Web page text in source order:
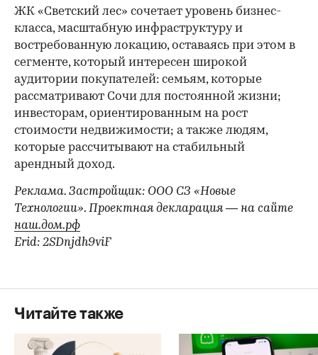
00:00
ЖК «Светский лес» сочетает уровень бизнес-
класса, масштабную инфраструктуру и
востребованную локацию, оставаясь при этом в
сегменте, который интересен широкой
аудитории покупателей: семьям, которые
рассматривают Сочи для постоянной жизни;
инвесторам, ориентированным на рост
стоимости недвижимости; а также людям,
которые рассчитывают на стабильный
арендный доход.
Реклама. Застройщик: ООО СЗ «Новые
Технологии». Проектная декларация — на сайте
наш.дом.рф
Erid: 2SDnjdh9viF
Читайте также